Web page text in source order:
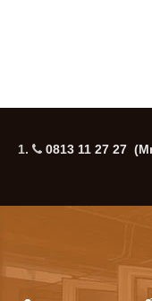
1. 0813 11 27 27